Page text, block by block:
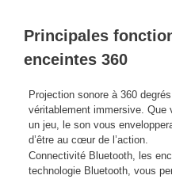
Principales
enceintes 360
Projection sonore à 360
véritablement immersive. Que
un jeu, le son vous
d’être au cœur de l’action.
Connectivité Bluetooth, les
technologie Bluetooth, vous